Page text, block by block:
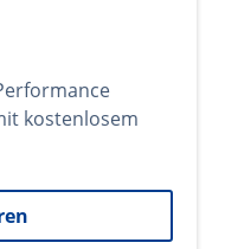
kostenlosem